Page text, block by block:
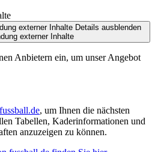
externer Inhalte Details ausblenden
externer Inhalte
Anbietern ein, um unser Angebot
fussball.de, um Ihnen die nächsten
Tabellen, Kaderinformationen und
anzuzeigen zu können.